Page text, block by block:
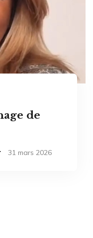
de
31 mars 2026